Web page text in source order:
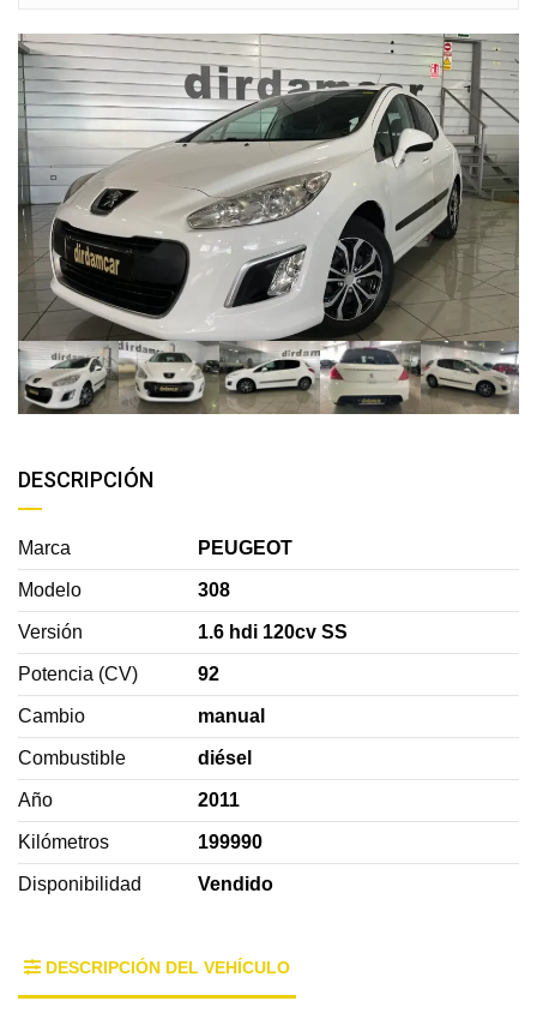
DESCRIPCIÓN
Marca PEUGEOT
Modelo 308
Versión 1.6 hdi 120cv SS
Potencia (CV) 92
Cambio manual
Combustible diésel
Año 2011
Kilómetros 199990
Disponibilidad Vendido
DESCRIPCIÓN DEL VEHÍCULO